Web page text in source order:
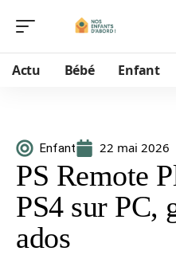
Actu Bébé Enfant
Enfant 22 mai 2026
PS Remote
PS4 sur PC,
ados